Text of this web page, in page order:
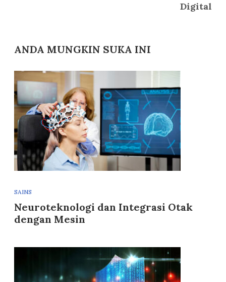
Digital
ANDA MUNGKIN SUKA INI
SAINS
Neuroteknologi dan Integrasi Otak
dengan Mesin